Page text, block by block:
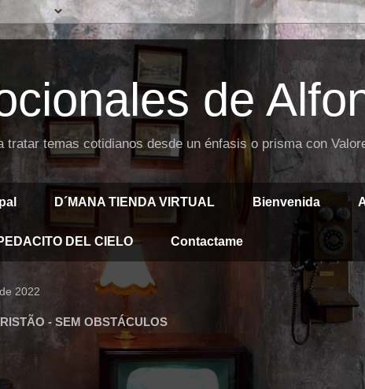
de
tratar temas cotidianos desde un énfasis o prisma con
D´MANA TIENDA VIRTUAL Bienvenida
DEL CIELO Contactame
2022
- SEM OBSTÁCULOS